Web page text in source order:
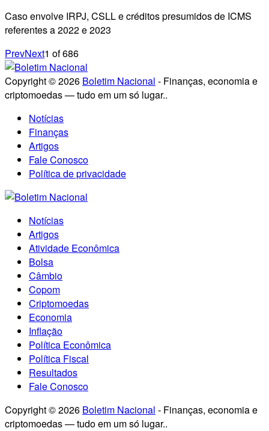
Caso envolve IRPJ, CSLL e créditos presumidos de ICMS
referentes a 2022 e 2023
PrevNext1 of686
Copyright © 2026 Boletim Nacional - Finanças, economia e
criptomoedas — tudo em um só lugar..
Notícias
Finanças
Artigos
Fale Conosco
Política de privacidade
Notícias
Artigos
Atividade Econômica
Bolsa
Câmbio
Copom
Criptomoedas
Economia
Inflação
Política Econômica
Política Fiscal
Resultados
Fale Conosco
Copyright © 2026 Boletim Nacional - Finanças, economia e
criptomoedas — tudo em um só lugar..